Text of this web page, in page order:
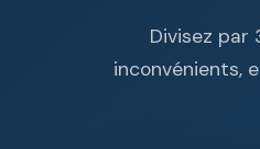
Divisez par
inconvénients,